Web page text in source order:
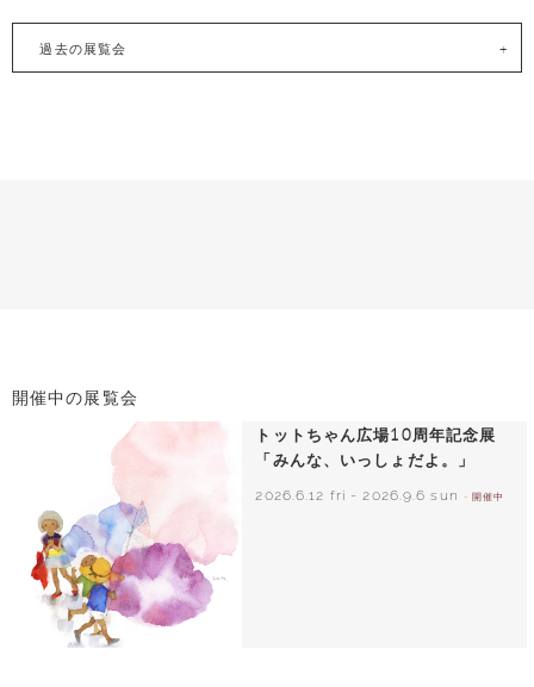
過去の展覧会
開催中の展覧会
トットちゃん広場10周年記念展
「みんな、いっしょだよ。」
2026.6.12 fri - 2026.9.6 sun - 開催中